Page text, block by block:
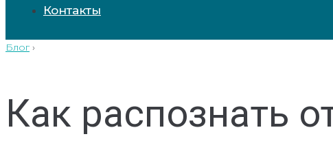
Контакты
Блог ›
Как распознать